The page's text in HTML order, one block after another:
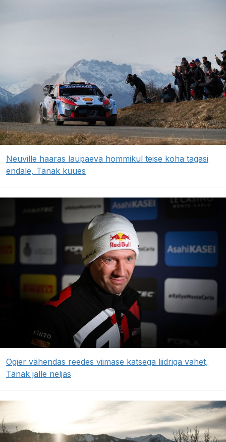
Neuville haaras laupäeva hommikul teise koha tagasi
endale, Tänak kuues
Ogier vähendas reedes viimase katsega liidriga vahet,
Tänak jälle neljas